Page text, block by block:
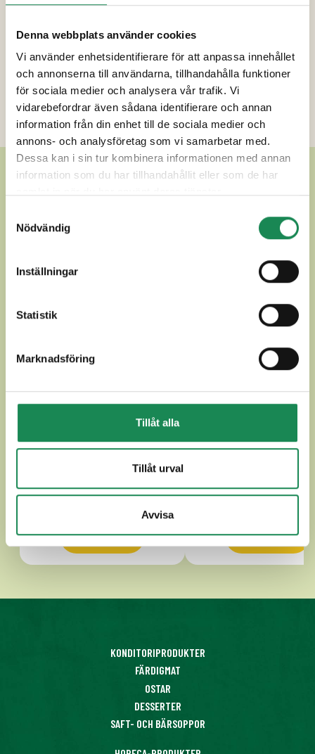
Denna webbplats använder cookies
Vi använder enhetsidentifierare för att anpassa innehållet
och annonserna till användarna, tillhandahålla funktioner
för sociala medier och analysera vår trafik. Vi
vidarebefordrar även sådana identifierare och annan
information från din enhet till de sociala medier och
annons- och analysföretag som vi samarbetar med.
Dessa kan i sin tur kombinera informationen med annan
information som du har tillhandahållit eller som de har
Nödvändig
Inställningar
Statistik
Marknadsföring
Tillåt alla
Tillåt urval
Avvisa
Förpackningsstorlekar
Specialdieter
Näringsinnehåll
Ytterligare uppgifter
ANDRA LÄCKRA ANDRA
Se mer Se mer
KONDITORIPRODUKTER
FÄRDIGMAT
OSTAR
DESSERTER
SAFT- OCH BÄRSOPPOR